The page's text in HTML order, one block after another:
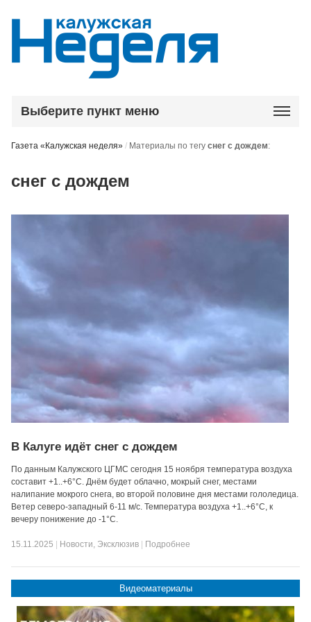
Выберите пункт меню
Газета «Калужская неделя» / Материалы по тегуснег с дождем:
снег с дождем
В Калуге идёт снег с дождем
По данным Калужского ЦГМС сегодня 15 ноября температура воздуха
составит +1..+6°С. Днём будет облачно, мокрый снег, местами
налипание мокрого снега, во второй половине дня местами гололедица.
Ветер северо-западный 6-11 м/с. Температура воздуха +1..+6°С, к
вечеру понижение до -1°С.
15.11.2025 Новости, Эксклюзив Подробнее
Видеоматериалы